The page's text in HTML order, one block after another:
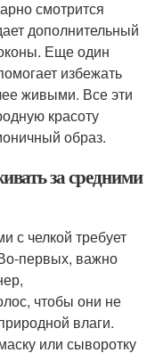
смотрится
дополнительный
Еще один
избежать
живыми. Все эти
красоту
образ.
за средними
с челкой требует
первых, важно
чтобы они не
влаги.
или сыворотку